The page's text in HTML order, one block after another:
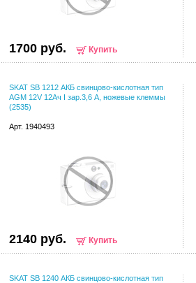
1700 руб. Купить
SKAT SB 1212 АКБ свинцово-кислотная тип
AGM 12V 12Ач I зар.3,6 А, ножевые клеммы
(2535)
Арт. 1940493
2140 руб. Купить
SKAT SB 1240 АКБ свинцово-кислотная тип